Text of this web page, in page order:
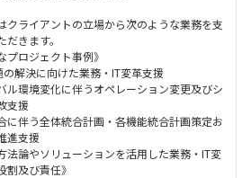
クライアントの立場から次のような業務を支
きます。
プロジェクト事例》
解決に向けた業務・IT変革支援
ル環境変化に伴うオペレーション変更及びシ
支援
に伴う全体統合計画・各機能統合計画策定お
進支援
法論やソリューションを活用した業務・IT変
割及び責任》